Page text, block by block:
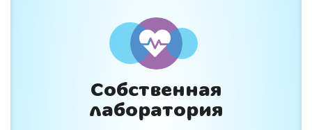
Собственная
лаборатория
и расскажем подробнее!
Нет, спасибо
Я согласен на обработкуперсональных данных